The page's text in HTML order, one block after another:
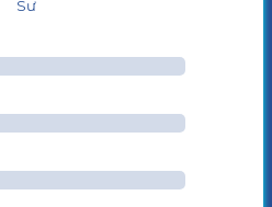
Sư